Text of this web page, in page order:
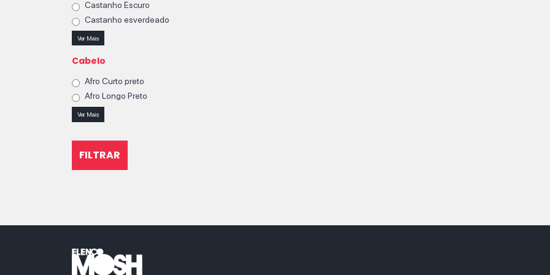
Castanho Escuro
Castanho esverdeado
Ver Mais
Cabelo
Afro Curto preto
Afro Longo Preto
Ver Mais
FILTRAR